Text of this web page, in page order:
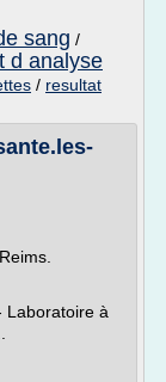
sang /
d analyse
/ resultat
Laboratoire à